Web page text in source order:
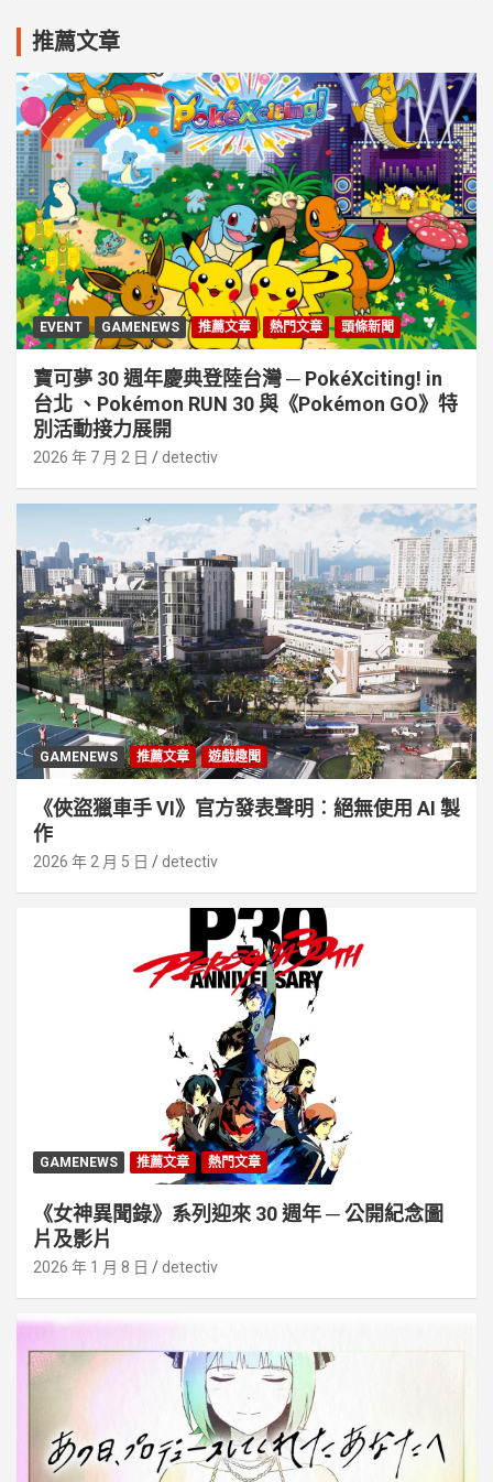
推薦文章
EVENT GAMENEWS 推薦文章 熱門文章 頭條新聞
寶可夢 30 週年慶典登陸台灣 ─ PokéXciting! in
台北 、Pokémon RUN 30 與《Pokémon GO》特
別活動接⼒展開
2026 年 7 月 2 日 detectiv
GAMENEWS 推薦文章 遊戲趣聞
《俠盜獵車手 VI》官方發表聲明︰絕無使用 AI 製
作
2026 年 2 月 5 日 detectiv
GAMENEWS 推薦文章 熱門文章
《女神異聞錄》系列迎來 30 週年 ─ 公開紀念圖
片及影片
2026 年 1 月 8 日 detectiv